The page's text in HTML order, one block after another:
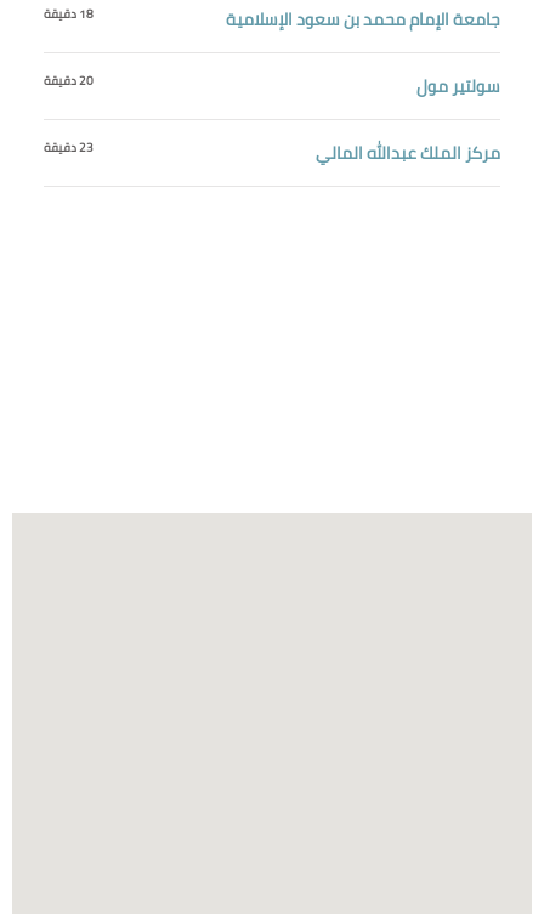
جامعة الإمام محمد بن سعود الإسلامية 18 دقيقة
سولتير مول 20 دقيقة
مركز الملك عبدالله المالي 23 دقيقة